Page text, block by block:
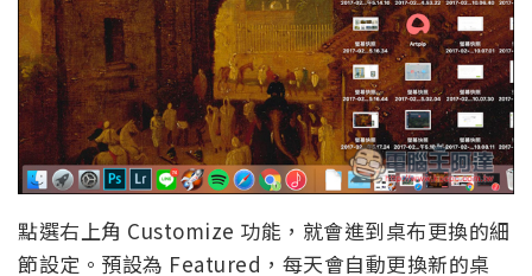
點選右上角 Customize 功能，就會進到桌布更換的細
節設定。預設為 Featured，每天會自動更換新的桌